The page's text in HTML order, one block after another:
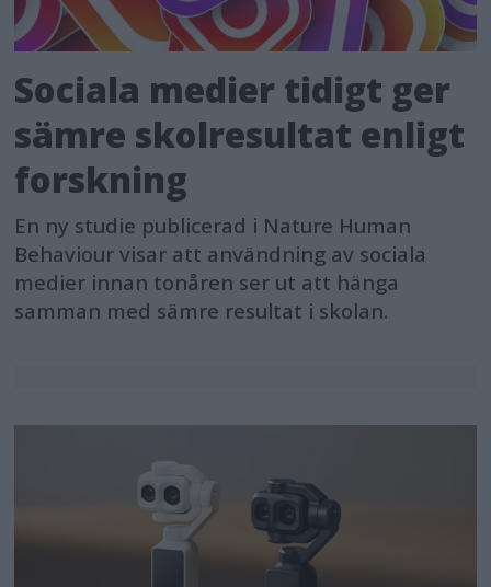
Sociala medier tidigt ger
sämre skolresultat enligt
forskning
En ny studie publicerad i Nature Human
Behaviour visar att användning av sociala
medier innan tonåren ser ut att hänga
samman med sämre resultat i skolan.